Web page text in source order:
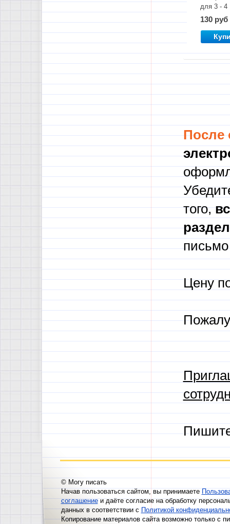
для 3 - 4
классов.
слова
130 руб
После
того,в
письмо
Цену
© Могу писать
Начав пользоваться сайтом, вы принимаете
соглашениеи даёте согласие на обработку
данных в соответствии сПолитикой
Копирование материалов сайта возможно только с